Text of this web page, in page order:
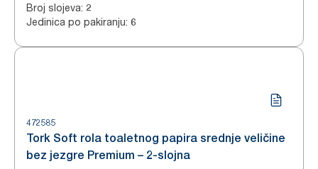
Broj slojeva: 2
Jedinica po pakiranju: 6
472585
Tork Soft rola toaletnog papira srednje veličine
bez jezgre Premium – 2-slojna